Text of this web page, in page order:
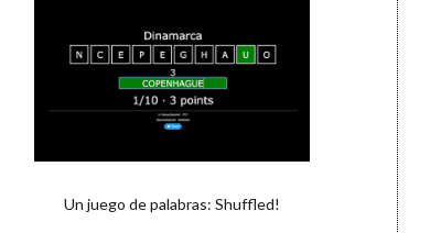
Un juego de palabras: Shuffled!